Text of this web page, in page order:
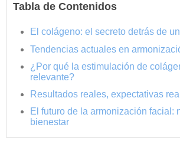
Tabla de Contenidos
El colágeno: el secreto detrás de
Tendencias actuales en
¿Por qué la estimulación de
relevante?
Resultados reales, expectativas
El futuro de la armonización facial:
bienestar